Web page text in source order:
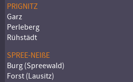
PRIGNITZ
Garz
Perleberg
Rühstädt
SPREE-NEIßE
Burg (Spreewald)
Forst (Lausitz)